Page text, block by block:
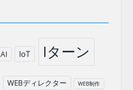
AI IoT Iターン
WEBディレクター WEB制作